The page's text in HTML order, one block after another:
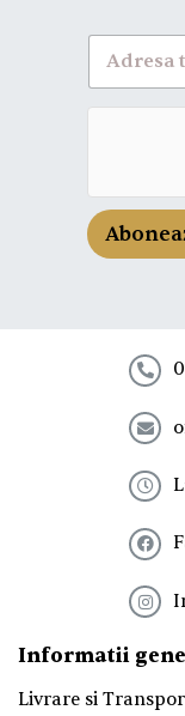
A
o
n
a
-
t
Informatii
Livrare si